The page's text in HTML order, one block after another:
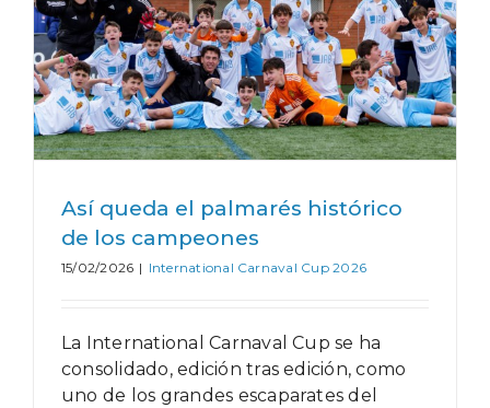
Así queda el palmarés histórico
de los campeones
15/02/2026 | International Carnaval Cup 2026
La International Carnaval Cup se ha
consolidado, edición tras edición, como
uno de los grandes escaparates del